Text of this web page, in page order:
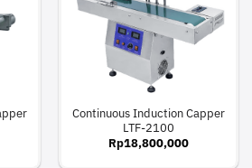
Continuous Induction Capper
LTF-2100
Rp18,800,000